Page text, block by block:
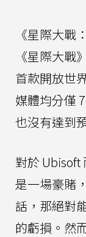
《星際大戰
《星際大戰
首款開放世
媒體均分僅
也沒有達到
對於 Ubisoft
是一場豪賭
話，那絕對
的虧損。然